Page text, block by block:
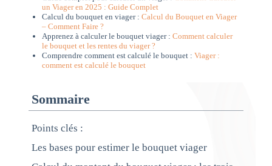
un Viager en 2025 : Guide Complet
Calcul du bouquet en viager :Calcul du Bouquet en Viager
– Comment Faire ?
Apprenez à calculer le bouquet viager :Comment calculer
le bouquet et les rentes du viager ?
Comprendre comment est calculé le bouquet :Viager :
comment est calculé le bouquet
Sommaire
Points clés :
Les bases pour estimer le bouquet viager